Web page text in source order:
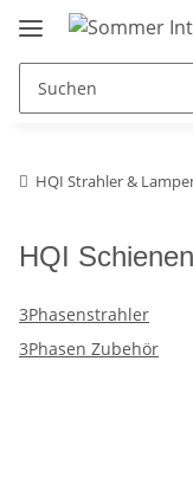
HQI Strahler &
HQI
3Phasenstrahler
3Phasen Zubehör